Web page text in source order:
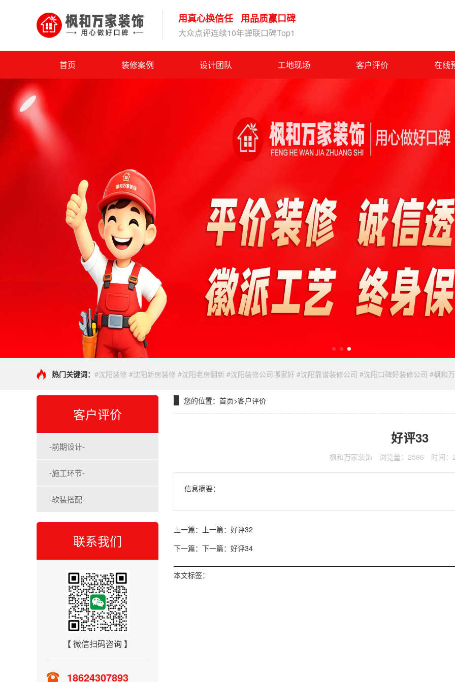
用真心换信任 用品质赢口碑
大众点评连续10年蝉联口碑Top1
首页 装修案例 设计团队 工地现场 客户评价 在线
热门关键词： #沈阳装修 #沈阳新房装修 #沈阳老房翻新 #沈阳装修公司哪家好 #沈阳靠谱装修公司 #沈阳口碑好装修公司 #枫和
客户评价
-前期设计-
-施工环节-
-软装搭配-
联系我们
【 微信扫码咨询 】
18624307893
您的位置： 首页>客户评价
好评33
枫和万家装饰 浏览量：2596 时间
信息摘要：
上一篇：
上一篇：好评32
下一篇： 下一篇：好评34
本文标签：